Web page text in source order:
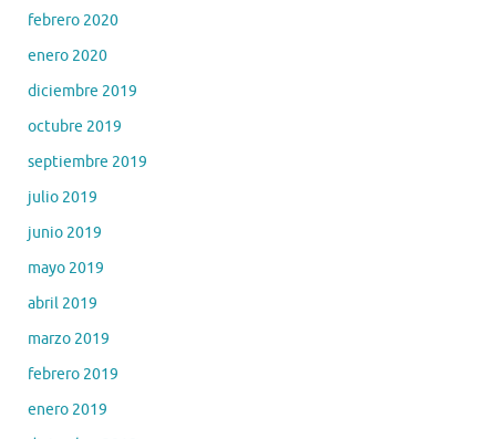
febrero 2020
enero 2020
diciembre 2019
octubre 2019
septiembre 2019
julio 2019
junio 2019
mayo 2019
abril 2019
marzo 2019
febrero 2019
enero 2019